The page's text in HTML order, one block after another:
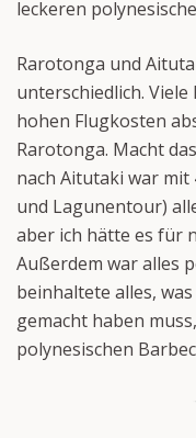
leckeren
Rarotonga und
unterschiedlich. Viele
hohen Flugkosten
Rarotonga. Macht
nach Aitutaki war
und Lagunentour)
aber ich hätte es für
Außerdem war alles
beinhaltete alles,
gemacht haben
polynesischen